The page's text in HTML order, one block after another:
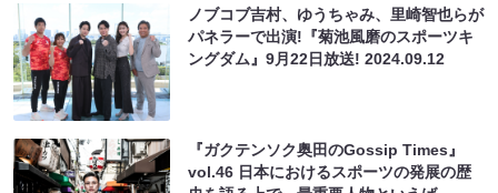
ノブコブ吉村、ゆうちゃみ、里崎智也らが
パネラーで出演!『菊池風磨のスポーツキ
ングダム』9月22日放送!2024.09.12
『ガクテンソク奥田のGossip Times』
vol.46 日本におけるスポーツの発展の歴